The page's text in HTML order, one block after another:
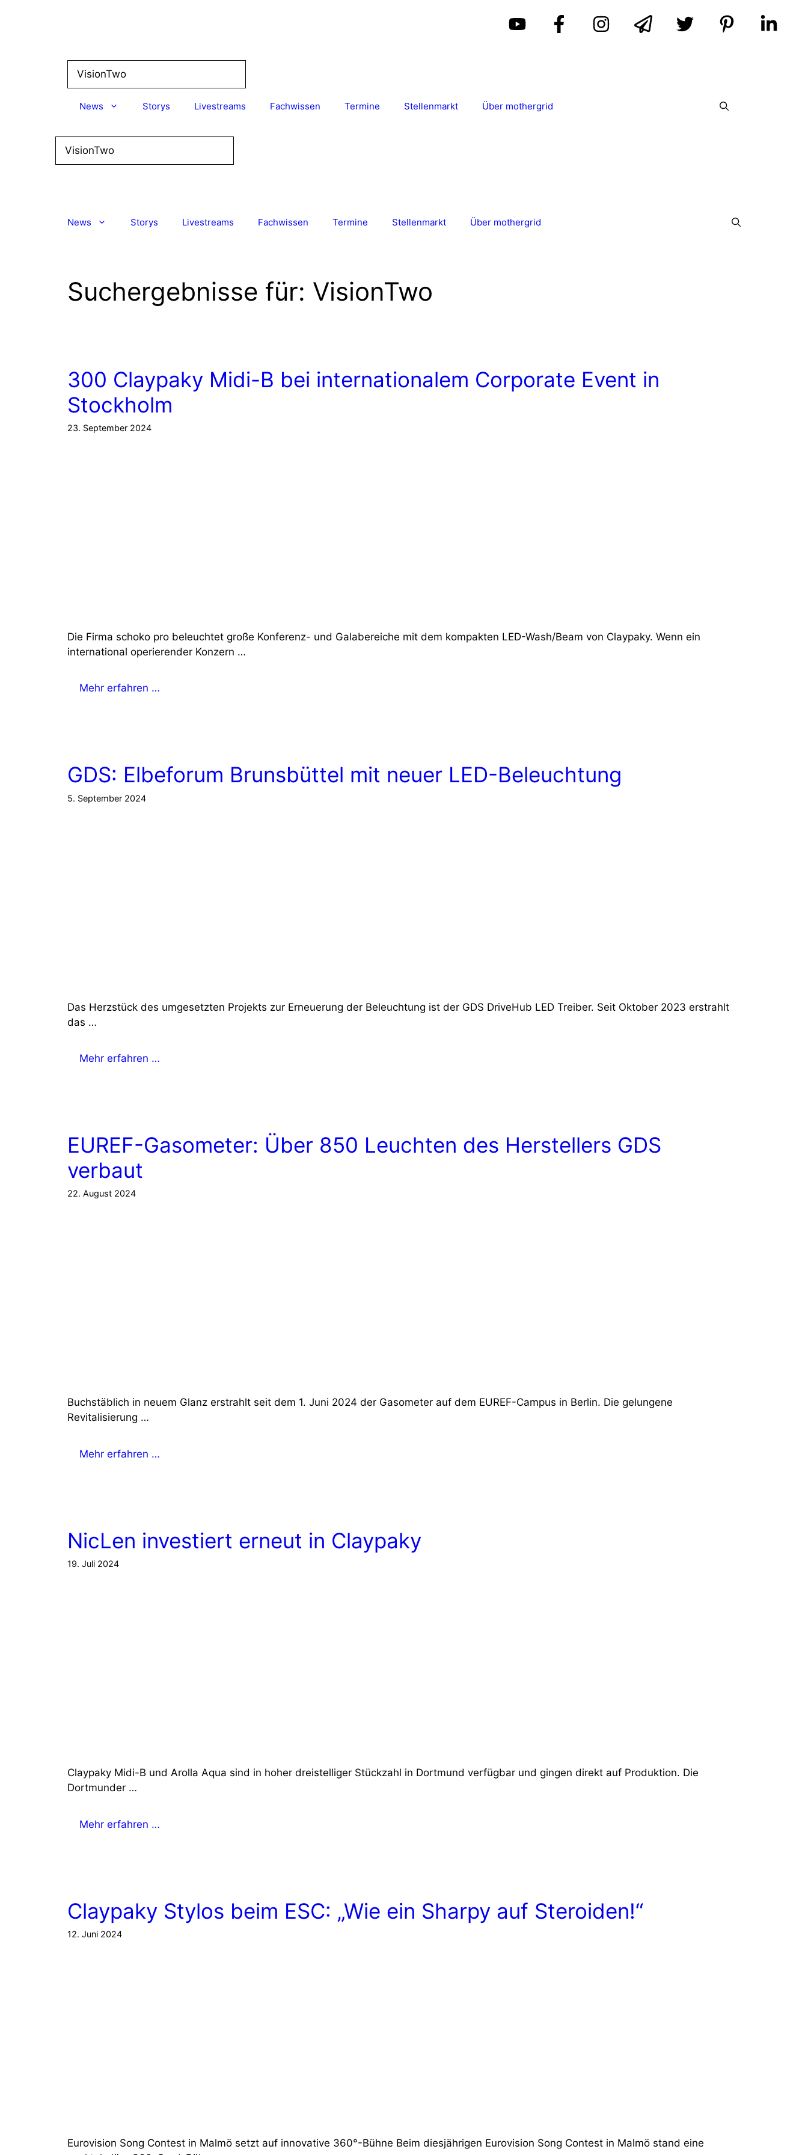
News Storys Livestreams Fachwissen Termine Stellenmarkt Über mothergrid
News Storys Livestreams Fachwissen Termine Stellenmarkt Über mothergrid
Suchergebnisse für: VisionTwo
300 Claypaky Midi-B bei internationalem Corporate Event in
Stockholm
23. September 2024
Die Firma schoko pro beleuchtet große Konferenz- und Galabereiche mit dem kompakten LED-Wash/Beam von Claypaky. Wenn ein
international operierender Konzern …
Mehr erfahren …
GDS: Elbeforum Brunsbüttel mit neuer LED-Beleuchtung
5. September 2024
Das Herzstück des umgesetzten Projekts zur Erneuerung der Beleuchtung ist der GDS DriveHub LED Treiber. Seit Oktober 2023 erstrahlt
das …
Mehr erfahren …
EUREF-Gasometer: Über 850 Leuchten des Herstellers GDS
verbaut
22. August 2024
Buchstäblich in neuem Glanz erstrahlt seit dem 1. Juni 2024 der Gasometer auf dem EUREF-Campus in Berlin. Die gelungene
Revitalisierung …
Mehr erfahren …
NicLen investiert erneut in Claypaky
19. Juli 2024
Claypaky Midi-B und Arolla Aqua sind in hoher dreistelliger Stückzahl in Dortmund verfügbar und gingen direkt auf Produktion. Die
Dortmunder …
Mehr erfahren …
Claypaky Stylos beim ESC: „Wie ein Sharpy auf Steroiden!“
12. Juni 2024
Eurovision Song Contest in Malmö setzt auf innovative 360°-Bühne Beim diesjährigen Eurovision Song Contest in Malmö stand eine